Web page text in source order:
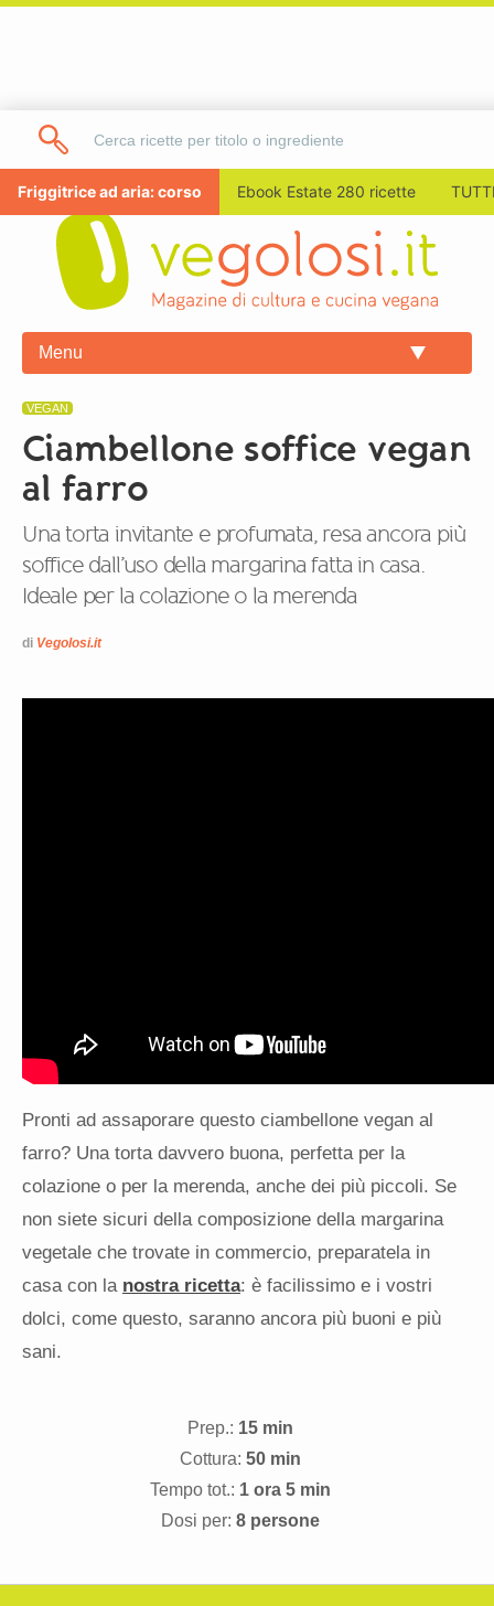
Friggitrice ad aria: corso Ebook Estate 280 ricette
Menu
VEGAN
Ciambellone soffice vegan
al farro
Una torta invitante e profumata, resa ancora più
soffice dall’uso della margarina fatta in casa.
Ideale per la colazione o la merenda
di Vegolosi.it
Pronti ad assaporare questo ciambellone vegan al
farro? Una torta davvero buona, perfetta per la
colazione o per la merenda, anche dei più piccoli. Se
non siete sicuri della composizione della margarina
vegetale che trovate in commercio, preparatela in
casa con la nostra ricetta: è facilissimo e i vostri
dolci, come questo, saranno ancora più buoni e più
sani.
Prep.: 15 min
Cottura: 50 min
Tempo tot.: 1 ora 5 min
Dosi per: 8 persone